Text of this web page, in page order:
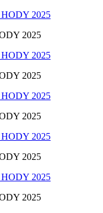
2025
2025
2025
2025
2025